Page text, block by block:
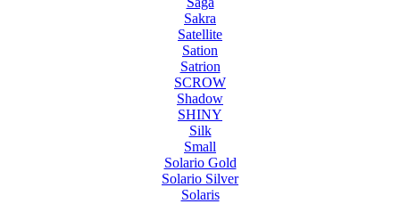
Sakra
Satellite
Sation
Satrion
SCROW
Shadow
SHINY
Silk
Small
Solario Gold
Solario Silver
Solaris